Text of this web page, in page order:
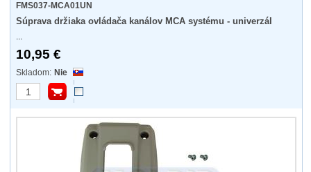
FMS037-MCA01UN
Súprava držiaka ovládača kanálov MCA systému - univerzál
...
10,95 €
Nie